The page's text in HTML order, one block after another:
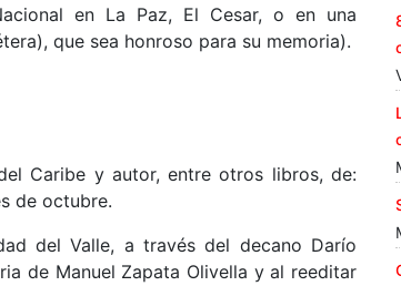
en La Paz, El Cesar, o en una
que sea honroso para su memoria).
Caribe y autor, entre otros libros, de:
de octubre.
del Valle, a través del decano Darío
de Manuel Zapata Olivella y al reeditar